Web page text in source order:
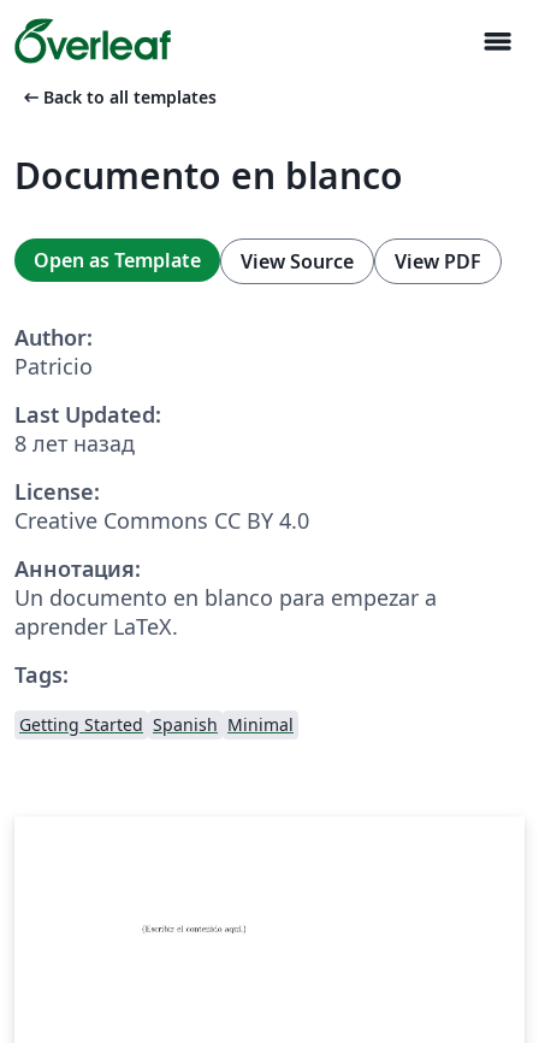
menu
arrow_left_alt Back to all templates
Documento en blanco
Open as Template View Source View PDF
Author:
Patricio
Last Updated:
8 лет назад
License:
Creative Commons CC BY 4.0
Аннотация:
Un documento en blanco para empezar a
aprender LaTeX.
Tags:
Getting Started Spanish Minimal